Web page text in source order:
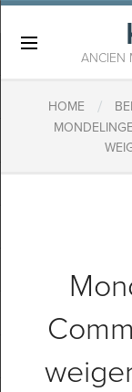
ANCIEN
HOME /